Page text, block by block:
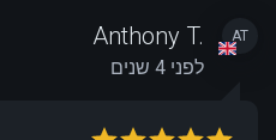
AT
Anthony T.
לפני 4 שנים